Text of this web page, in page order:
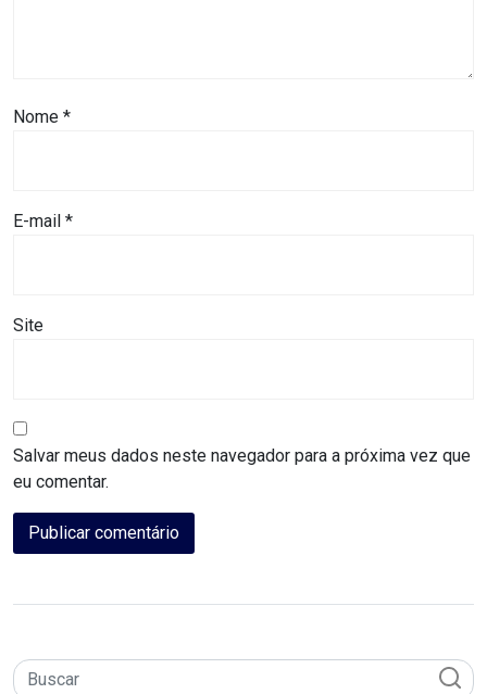
DE
CAMPEONATO
CARNAVAL
CARNAVAL
MACAU
CARNAVAL
Nome *
E-mail *
Site
Salvar meus dados neste navegador para a próxima vez que
eu comentar.